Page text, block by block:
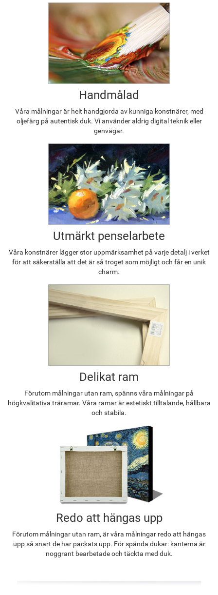
Handmålad
Våra målningar är helt handgjorda av kunniga konstnärer, med
oljefärg på autentisk duk. Vi använder aldrig digital teknik eller
genvägar.
Utmärkt penselarbete
Våra konstnärer lägger stor uppmärksamhet på varje detalj i verket
för att säkerställa att det är så troget som möjligt och får en unik
charm.
Delikat ram
Förutom målningar utan ram, spänns våra målningar på
högkvalitativa träramar. Våra ramar är estetiskt tilltalande, hållbara
och stabila.
Redo att hängas upp
Förutom målningar utan ram, är våra målningar redo att hängas
upp så snart de har packats upp. För spända dukar: kanterna är
noggrant bearbetade och täckta med duk.